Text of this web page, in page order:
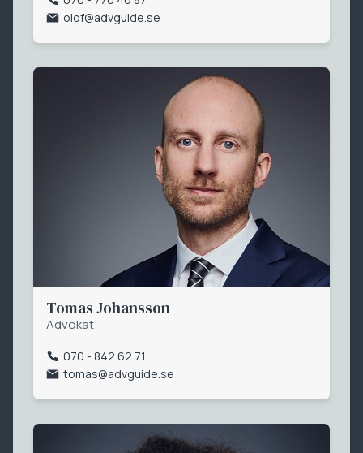
olof@advguide.se
Tomas Johansson
Advokat
070 - 842 62 71
tomas@advguide.se